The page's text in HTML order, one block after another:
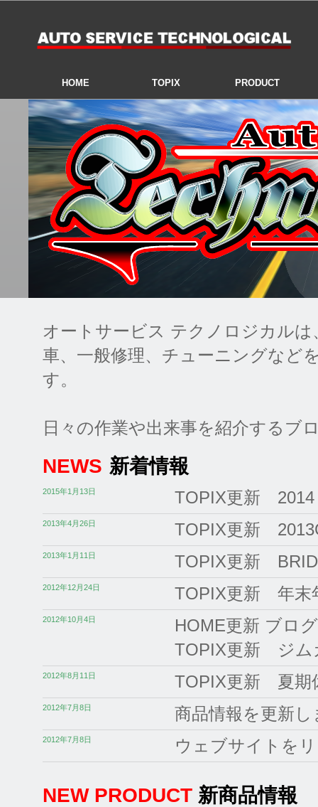
オートサービス テクノロジカル
車、一般修理、チューニングなど
す。
日々の作業や出来事を紹介するブ
NEWS 新着情報
2015年1月13日 TOPIX更新
2013年4月26日 TOPIX更新
2013年1月11日 TOPIX更新
2012年12月24日 TOPIX更新 年
2012年10月4日
HOME更新 ブロ
TOPIX更新 ジム
2012年8月11日 TOPIX更新 夏
2012年7月8日 商品情報を更新
2012年7月8日 ウェブサイトを
NEW PRODUCT 新商品情報
HOME TOPIX PRODUCT